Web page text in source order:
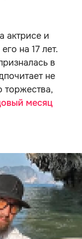
актрисе и
на 17 лет.
в
не
торжества,
месяц